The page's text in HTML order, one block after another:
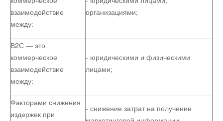
Юмор
Языки
взаимодействие
между:
организациями;
В2С — это
коммерческое
взаимодействие
между:
- юридическими и физическими
лицами;
Факторами снижения
издержек при
- снижение затрат на получение